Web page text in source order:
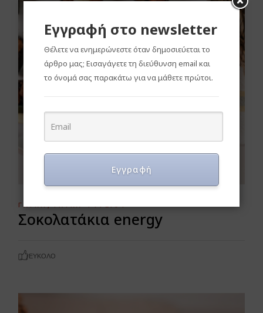
ΓΛΥΚΆ ΓΛΥΚΆ ΨΥΓΕΊΟΥ
Σοκολατάκια energy
ΕΎΚΟΛΟ
Εγγραφή στο newsletter
Θέλετε να ενημερώνεστε όταν δημοσιεύεται το
άρθρο μας; Εισαγάγετε τη διεύθυνση email και
το όνομά σας παρακάτω για να μάθετε πρώτοι.
Εγγραφή